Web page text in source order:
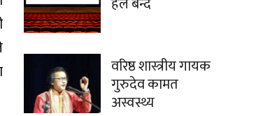
वरिष्ठ शास्त्रीय गायक
गुरुदेव कामत
अस्वस्थ्य